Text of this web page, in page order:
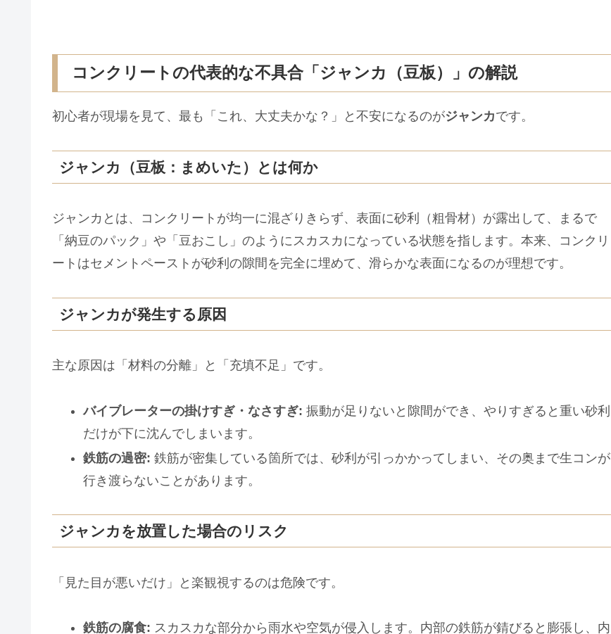
コンクリートの代表的な不具合「ジャンカ（豆板）」の解説
初心者が現場を見て、最も「これ、大丈夫かな？」と不安になるのがジャンカです。
ジャンカ（豆板：まめいた）とは何か
ジャンカとは、コンクリートが均一に混ざりきらず、表面に砂利（粗骨材）が露出して、まるで
「納豆のパック」や「豆おこし」のようにスカスカになっている状態を指します。本来、コンクリ
ートはセメントペーストが砂利の隙間を完全に埋めて、滑らかな表面になるのが理想です。
ジャンカが発生する原因
主な原因は「材料の分離」と「充填不足」です。
バイブレーターの掛けすぎ・なさすぎ: 振動が足りないと隙間ができ、やりすぎると重い砂利
だけが下に沈んでしまいます。
鉄筋の過密: 鉄筋が密集している箇所では、砂利が引っかかってしまい、その奥まで生コンが
行き渡らないことがあります。
ジャンカを放置した場合のリスク
「見た目が悪いだけ」と楽観視するのは危険です。
鉄筋の腐食: スカスカな部分から雨水や空気が侵入します。内部の鉄筋が錆びると膨張し、内